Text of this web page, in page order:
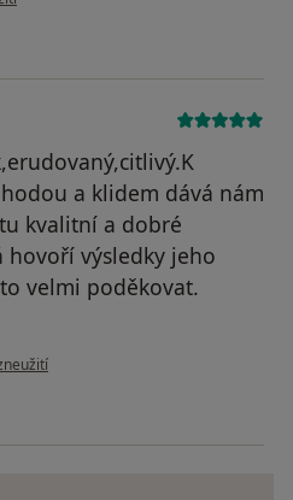
a klidem dává nám
kvalitní a dobré
hovoří výsledky jeho
velmi poděkovat.
uživatele Robenek